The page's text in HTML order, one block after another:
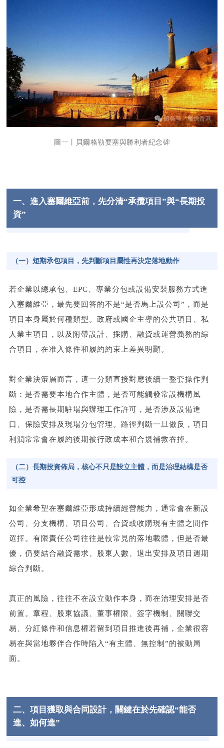
圖一丨貝爾格勒要塞與勝利者紀念碑
一、進入塞爾維亞前，先分清“承攬項目”與“長期投
資”
（一）短期承包項目，先判斷項目屬性再決定落地動作
若企業以總承包、EPC、專業分包或設備安裝服務方式進
入塞爾維亞，最先要回答的不是“是否馬上設公司”，而是
項目本身屬於何種類型。政府或國企主導的公共項目、私
人業主項目，以及附帶設計、採購、融資或運營義務的綜
合項目，在准入條件和履約約束上差異明顯。
對企業決策層而言，這一分類直接對應後續一整套操作判
斷：是否需要本地合作主體，是否可能觸發常設機構風
險，是否需長期駐場與辦理工作許可，是否涉及設備進
口、保險安排及現場分包管理。路徑判斷一旦做反，項目
利潤常常會在履約後期被行政成本和合規補救吞掉。
（二）長期投資佈局，核心不只是設立主體，而是治理結構是否
可控
如企業希望在塞爾維亞形成持續經營能力，通常會在新設
公司、分支機構、項目公司、合資或收購現有主體之間作
選擇。有限責任公司往往是較常見的落地載體，但是否最
優，仍要結合融資需求、股東人數、退出安排及項目週期
綜合判斷。
真正的風險，往往不在設立動作本身，而在治理安排是否
前置。章程、股東協議、董事權限、簽字機制、關聯交
易、分紅條件和信息權若留到項目推進後再補，企業很容
易在與當地夥伴合作時陷入“有主體、無控制”的被動局
面。
二、項目獲取與合同設計，關鍵在於先確認“能否
進、如何進”